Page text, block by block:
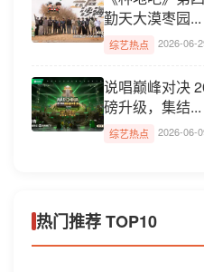
勤天大漠枣园...
综艺热点 2026-06-
说唱巅峰对决
磅升级，集结...
综艺热点 2026-06-
热门推荐 TOP10